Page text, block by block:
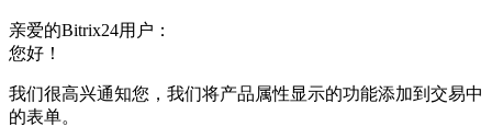
亲爱的Bitrix24用户：
您好！
我们很高兴通知您，我们将产品属性显示的功能添加到交易中
的表单。